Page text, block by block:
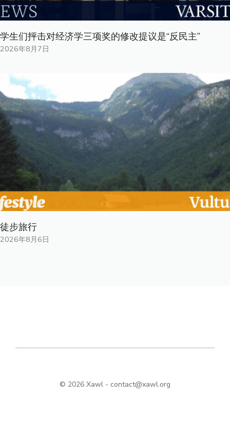
学生们抨击对经济学三项奖的修改提议是“反民主”
2026年8月7日
徒步旅行
2026年8月6日
© 2026 Xawl - contact@xawl.org